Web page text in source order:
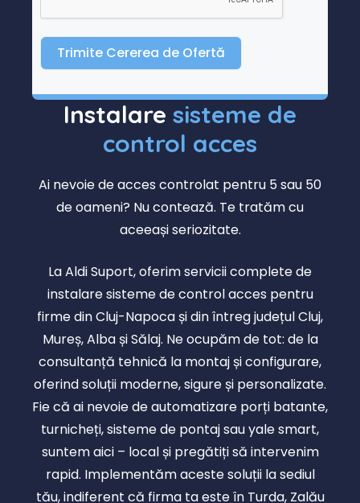
Instalare sisteme de
control acces
Ai nevoie de acces controlat pentru 5 sau 50
de oameni? Nu contează. Te tratăm cu
aceeași seriozitate.
La Aldi Suport, oferim servicii complete de
instalare sisteme de control acces pentru
firme din Cluj-Napoca și din întreg județul Cluj,
Mureș, Alba și Sălaj. Ne ocupăm de tot: de la
consultanță tehnică la montaj și configurare,
oferind soluții moderne, sigure și personalizate.
Fie că ai nevoie de automatizare porți batante,
turnicheți, sisteme de pontaj sau yale smart,
suntem aici – local și pregătiți să intervenim
rapid. Implementăm aceste soluții la sediul
tău, indiferent că firma ta este în Turda, Zalău
Trimite Cererea de Ofertă